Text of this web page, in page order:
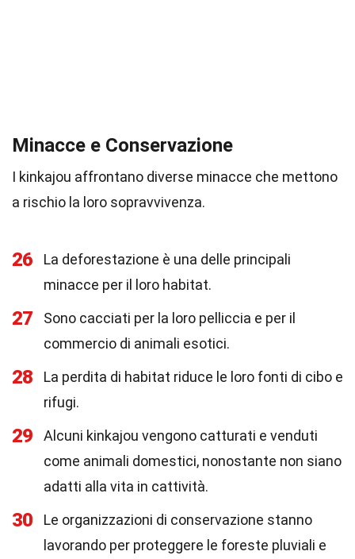
Minacce e Conservazione
I kinkajou affrontano diverse minacce che mettono
a rischio la loro sopravvivenza.
26
La deforestazione è una delle principali
minacce per il loro habitat.
27
Sono cacciati per la loro pelliccia e per il
commercio di animali esotici.
28
La perdita di habitat riduce le loro fonti di cibo e
rifugi.
29
Alcuni kinkajou vengono catturati e venduti
come animali domestici, nonostante non siano
adatti alla vita in cattività.
30
Le organizzazioni di conservazione stanno
lavorando per proteggere le foreste pluviali e